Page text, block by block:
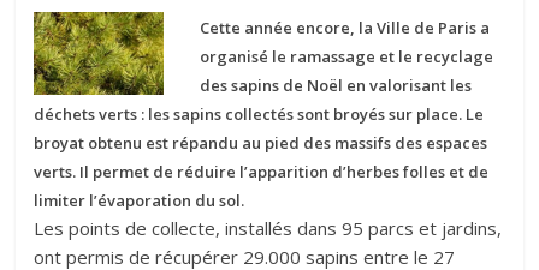
Cette année encore, la Ville de Paris a
organisé le ramassage et le recyclage
des sapins de Noël en valorisant les
déchets verts : les sapins collectés sont broyés sur place. Le
broyat obtenu est répandu au pied des massifs des espaces
verts. Il permet de réduire l’apparition d’herbes folles et de
limiter l’évaporation du sol.
Les points de collecte, installés dans 95 parcs et jardins,
ont permis de récupérer 29.000 sapins entre le 27